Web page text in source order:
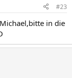
#23
in die